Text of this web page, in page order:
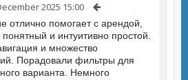
2025 15:00
отлично помогает с арендой,
и интуитивно простой.
и множество
Порадовали фильтры для
варианта. Немного